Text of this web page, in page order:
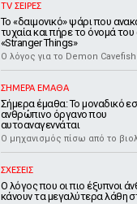
TV ΣΕΙΡΕΣ
Το «δαιμονικό» ψάρι που
τυχαία και πήρε το όνομά
«Stranger Things»
Ο λόγος για το Demon Cavefish
ΣΗΜΕΡΑ ΕΜΑΘΑ
Σήμερα έμαθα: Το μοναδικό
ανθρώπινο όργανο που
αυτοαναγεννάται
Ο μηχανισμός πίσω από το
ΣΧΕΣΕΙΣ
Ο λόγος που οι πιο έξυπνοι
κάνουν τα μεγαλύτερα λάθη